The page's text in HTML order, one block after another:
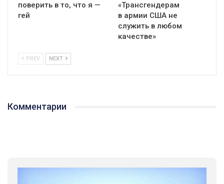
поверить в то, что я —
гей
«Трансгендерам
в армии США не
служить в любом
качестве»
PREV NEXT
Комментарии